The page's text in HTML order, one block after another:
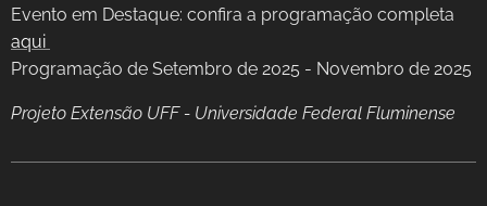
Evento em Destaque: confira a programação completa
aqui
Programação de Setembro de 2025 - Novembro de 2025
Projeto Extensão UFF - Universidade Federal Fluminense